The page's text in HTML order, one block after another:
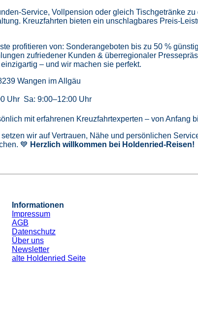
Service, Vollpension oder gleich Tischgetränke
Kreuzfahrten bieten ein unschlagbares Preis-
profitieren von: Sonderangeboten bis zu 50 %
zufriedener Kunden & überregionaler
– und wir machen sie perfekt.
Wangen im Allgäu
Uhr Sa: 9:00–12:00 Uhr
mit erfahrenen Kreuzfahrtexperten – von Anfang
wir auf Vertrauen, Nähe und persönlichen
💙 Herzlich willkommen bei Holdenried-Reisen!
Informationen
Impressum
AGB
Datenschutz
Über uns
Newsletter
alte Holdenried Seite